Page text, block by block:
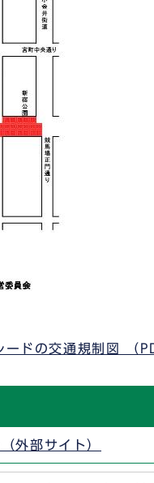
ドの交通規制図 （
部サイト）